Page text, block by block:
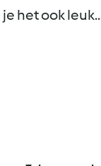
het ook